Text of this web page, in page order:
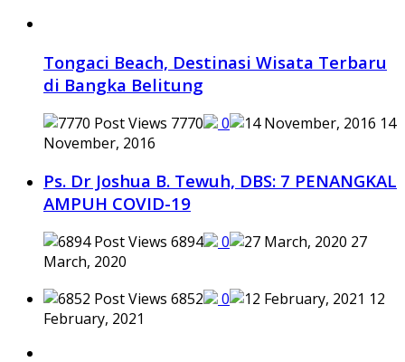
Tongaci Beach, Destinasi Wisata Terbaru
di Bangka Belitung
7770 0
14
November, 2016
Ps. Dr Joshua B. Tewuh, DBS: 7 PENANGKAL
AMPUH COVID-19
6894 0
27
March, 2020
6852
0
12
February, 2021